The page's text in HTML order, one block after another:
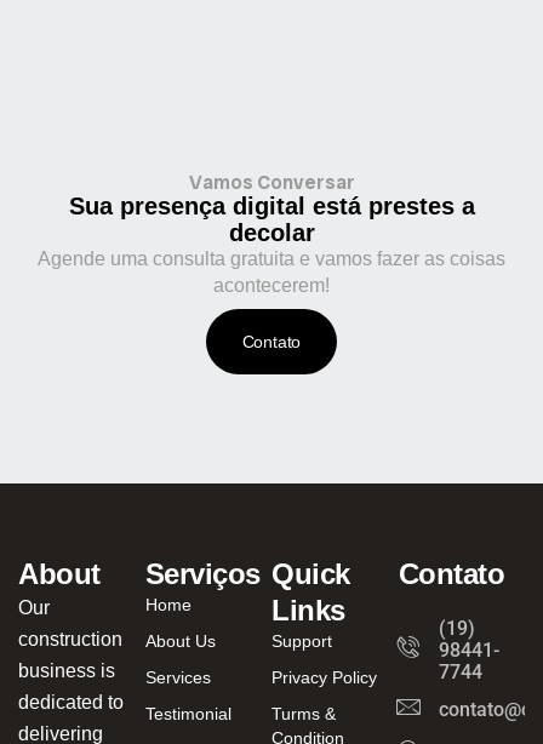
Vamos Conversar
Sua presença digital está prestes a
decolar
Agende uma consulta gratuita e vamos fazer as coisas
acontecerem!
Contato
About
Our
construction
business is
dedicated to
delivering
Serviços
Home
About Us
Services
Testimonial
Quick
Links
Support
Privacy Policy
Turms &
Condition
Contato
(19)
98441-
7744